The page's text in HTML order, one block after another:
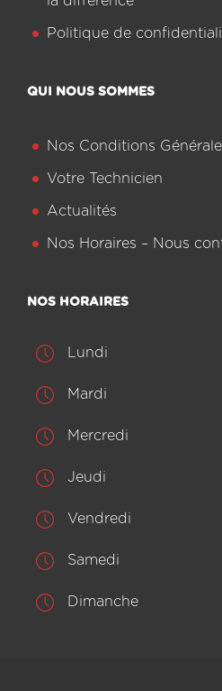
Politique de
QUI NOUS SOMMES
Nos Conditions
Votre Technicien
Actualités
Nos Horaires – Nous
NOS HORAIRES
Lundi
Mardi
Mercredi
Jeudi
Vendredi
Samedi
Dimanche